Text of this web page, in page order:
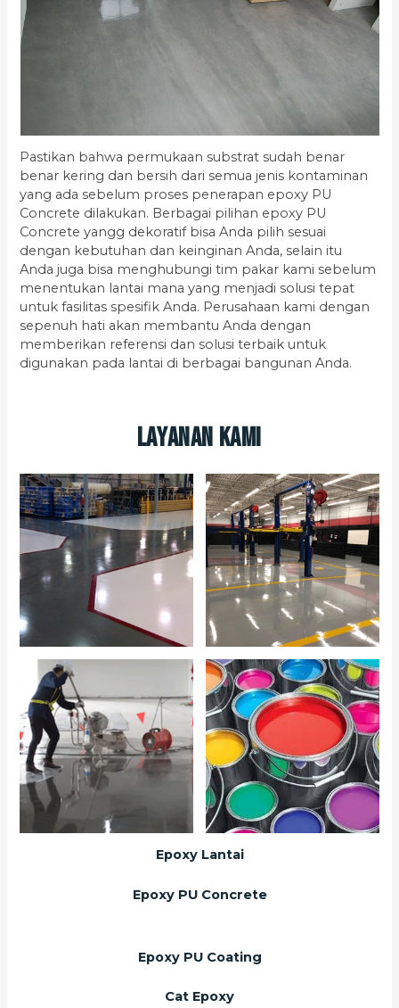
Pastikan bahwa permukaan substrat sudah benar
benar kering dan bersih dari semua jenis kontaminan
yang ada sebelum proses penerapan epoxy PU
Concrete dilakukan. Berbagai pilihan epoxy PU
Concrete yangg dekoratif bisa Anda pilih sesuai
dengan kebutuhan dan keinginan Anda, selain itu
Anda juga bisa menghubungi tim pakar kami sebelum
menentukan lantai mana yang menjadi solusi tepat
untuk fasilitas spesifik Anda. Perusahaan kami dengan
sepenuh hati akan membantu Anda dengan
memberikan referensi dan solusi terbaik untuk
digunakan pada lantai di berbagai bangunan Anda.
Layanan Kami
Epoxy Lantai
Epoxy PU Concrete
Epoxy PU Coating
Cat Epoxy